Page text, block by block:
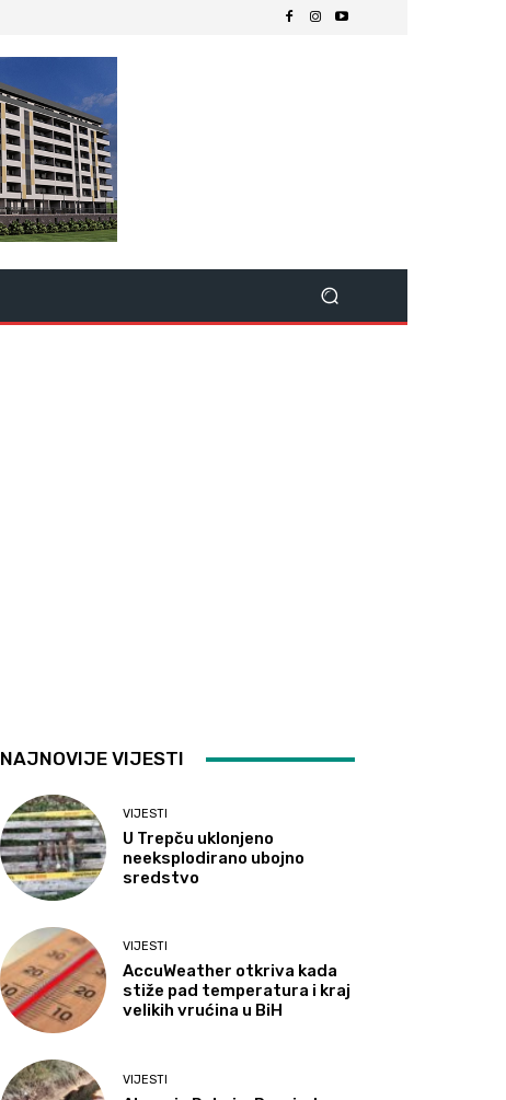
NAJNOVIJE VIJESTI
VIJESTI
U Trepču uklonjeno
neeksplodirano ubojno
sredstvo
VIJESTI
AccuWeather otkriva kada
stiže pad temperatura i kraj
velikih vrućina u BiH
VIJESTI